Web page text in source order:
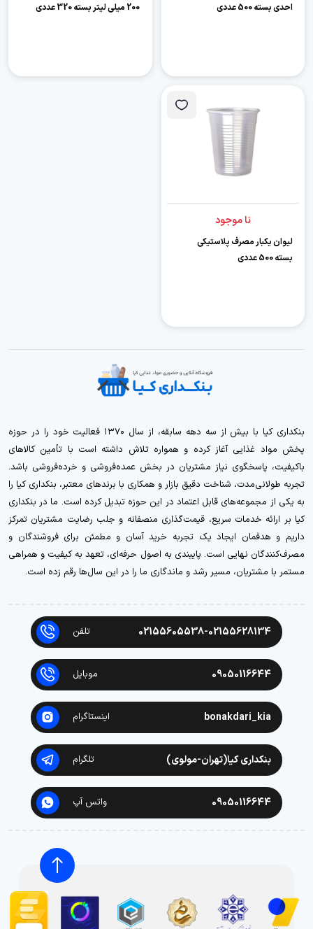
احدی بسته 500 عددی
200 میلی لیتر بسته 320 عددی
نا موجود
لیوان یکبار مصرف پلاستیکی
بسته 500 عددی
بنکداری کیا با بیش از سه دهه سابقه، از سال ۱۳۷۰ فعالیت خود را در حوزه
پخش مواد غذایی آغاز کرده و همواره تلاش داشته است با تأمین کالاهای
باکیفیت، پاسخگوی نیاز مشتریان در بخش عمده‌فروشی و خرده‌فروشی باشد.
تجربه طولانی‌مدت، شناخت دقیق بازار و همکاری با برندهای معتبر، بنکداری کیا را
به یکی از مجموعه‌های قابل اعتماد در این حوزه تبدیل کرده است. ما در بنکداری
کیا بر ارائه خدمات سریع، قیمت‌گذاری منصفانه و جلب رضایت مشتریان تمرکز
داریم و هدفمان ایجاد یک تجربه خرید آسان و مطمئن برای فروشندگان و
مصرف‌کنندگان نهایی است. پایبندی به اصول حرفه‌ای، تعهد به کیفیت و همراهی
مستمر با مشتریان، مسیر رشد و ماندگاری ما را در این سال‌ها رقم زده است.
02155605538-02155628134 تلفن
09050116644 موبایل
bonakdari_kia اینستاگرام
بنکداری کیا(تهران-مولوی) تلگرام
09050116644 واتس آپ